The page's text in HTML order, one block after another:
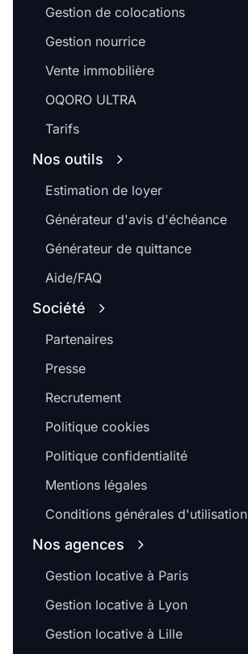
Gestion de colocations
Gestion nourrice
Vente immobilière
OQORO ULTRA
Tarifs
Nos outils
Estimation de loyer
Générateur d'avis d'échéance
Générateur de quittance
Aide/FAQ
Société
Partenaires
Presse
Recrutement
Politique cookies
Politique confidentialité
Mentions légales
Conditions générales d'utilisation
Nos agences
Gestion locative à Paris
Gestion locative à Lyon
Gestion locative à Lille